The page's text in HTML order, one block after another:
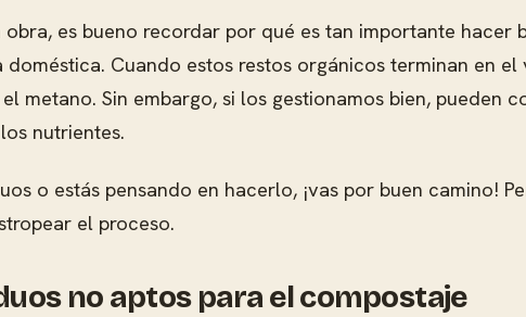
es bueno recordar por qué es tan importante hacer
Cuando estos restos orgánicos terminan en
metano. Sin embargo, si los gestionamos bien, pueden
nutrientes.
o estás pensando en hacerlo, ¡vas por buen camino!
el proceso.
no aptos para el compostaje